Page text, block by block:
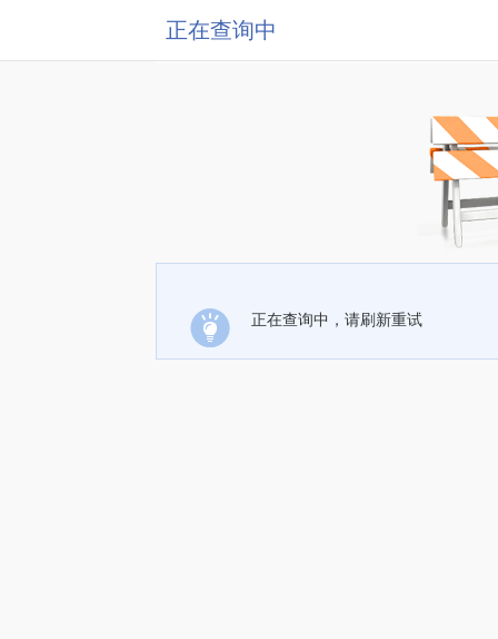
正在查询中
正在查询中，请刷新重试